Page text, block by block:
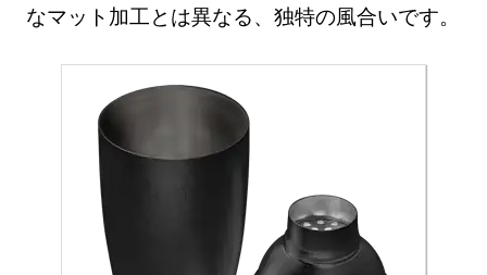
なマット加工とは異なる、独特の風合いです。